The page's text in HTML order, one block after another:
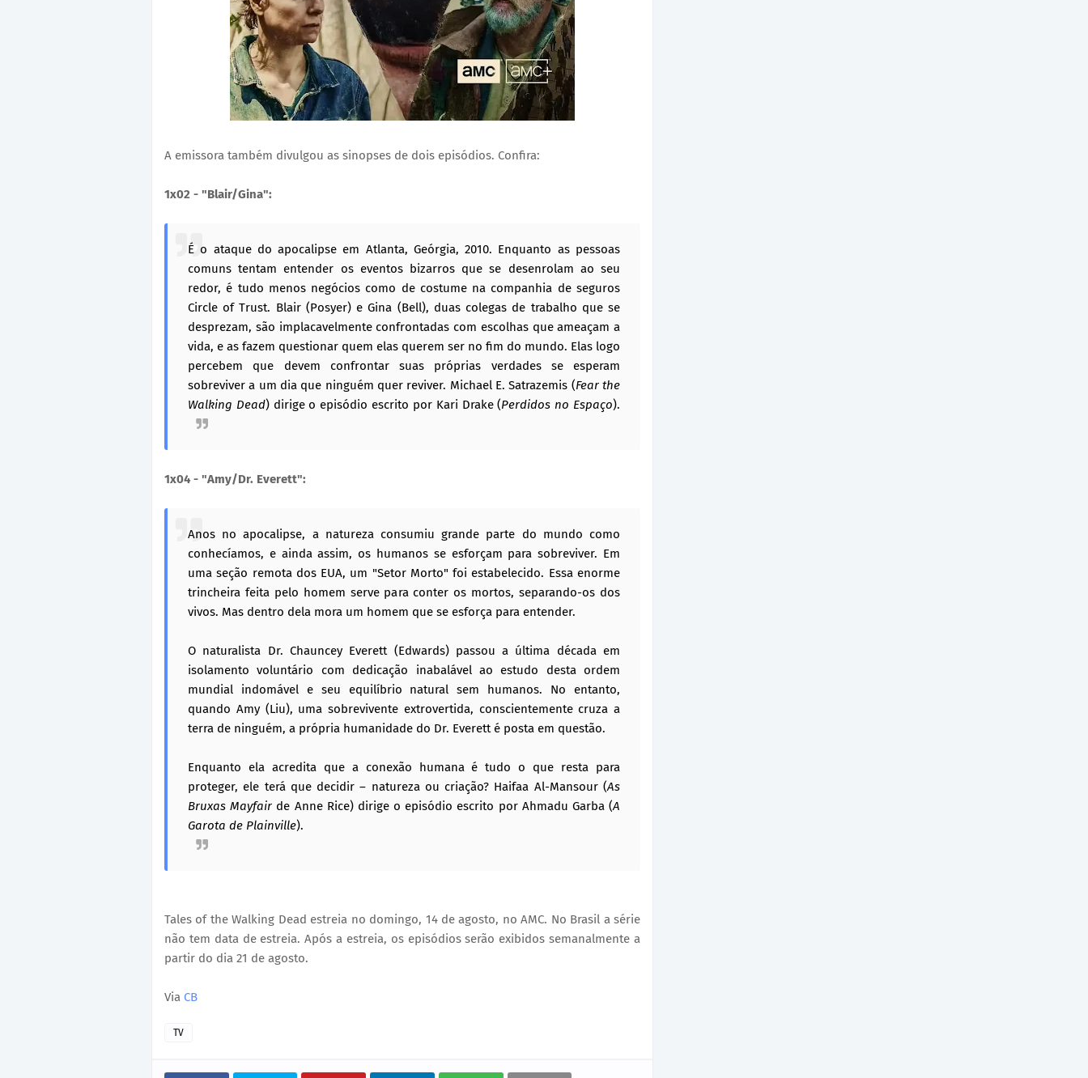
A emissora também divulgou as sinopses de dois episódios. Confira:
1x02 - "Blair/Gina":
É o ataque do apocalipse em Atlanta, Geórgia, 2010. Enquanto as pessoas
comuns tentam entender os eventos bizarros que se desenrolam ao seu
redor, é tudo menos negócios como de costume na companhia de seguros
Circle of Trust. Blair (Posyer) e Gina (Bell), duas colegas de trabalho que se
desprezam, são implacavelmente confrontadas com escolhas que ameaçam a
vida, e as fazem questionar quem elas querem ser no fim do mundo. Elas logo
percebem que devem confrontar suas próprias verdades se esperam
sobreviver a um dia que ninguém quer reviver. Michael E. Satrazemis (Fear the
Walking Dead) dirige o episódio escrito por Kari Drake (Perdidos no Espaço).
1x04 - "Amy/Dr. Everett":
Anos no apocalipse, a natureza consumiu grande parte do mundo como
conhecíamos, e ainda assim, os humanos se esforçam para sobreviver. Em
uma seção remota dos EUA, um "Setor Morto" foi estabelecido. Essa enorme
trincheira feita pelo homem serve para conter os mortos, separando-os dos
vivos. Mas dentro dela mora um homem que se esforça para entender.
O naturalista Dr. Chauncey Everett (Edwards) passou a última década em
isolamento voluntário com dedicação inabalável ao estudo desta ordem
mundial indomável e seu equilíbrio natural sem humanos. No entanto,
quando Amy (Liu), uma sobrevivente extrovertida, conscientemente cruza a
terra de ninguém, a própria humanidade do Dr. Everett é posta em questão.
Enquanto ela acredita que a conexão humana é tudo o que resta para
proteger, ele terá que decidir – natureza ou criação? Haifaa Al-Mansour (As
Bruxas Mayfair de Anne Rice) dirige o episódio escrito por Ahmadu Garba (A
Garota de Plainville).
Tales of the Walking Dead estreia no domingo, 14 de agosto, no AMC. No Brasil a série
não tem data de estreia. Após a estreia, os episódios serão exibidos semanalmente a
partir do dia 21 de agosto.
Via CB
TV